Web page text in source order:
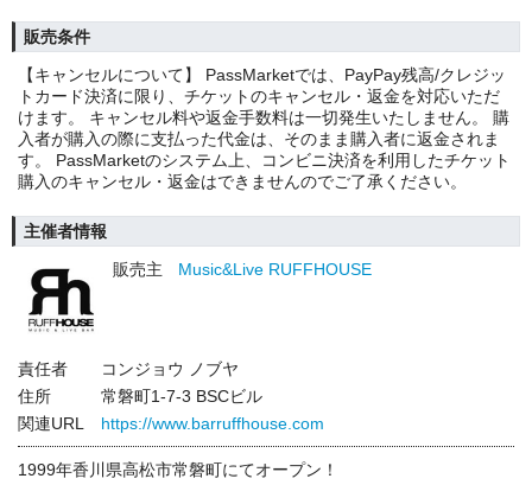
販売条件
【キャンセルについて】 PassMarketでは、PayPay残高/クレジッ
トカード決済に限り、チケットのキャンセル・返金を対応いただ
けます。 キャンセル料や返金手数料は一切発生いたしません。 購
入者が購入の際に支払った代金は、そのまま購入者に返金されま
す。 PassMarketのシステム上、コンビニ決済を利用したチケット
購入のキャンセル・返金はできませんのでご了承ください。
主催者情報
販売主
Music&Live RUFFHOUSE
責任者
コンジョウ ノブヤ
住所
常磐町1-7-3 BSCビル
関連URL
https://www.barruffhouse.com
1999年香川県高松市常磐町にてオープン！